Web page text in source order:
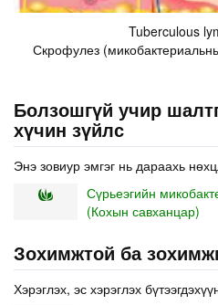
Tuberculous
Скрофулез
Болзошгүй учир
хүчин зүйлс
Энэ зовиур эмгэг нь дараахь
Сүрьеэгийн
(Кохын савханцар)
Зохимжтой ба
Хэрэглэх, эс хэрэглэх